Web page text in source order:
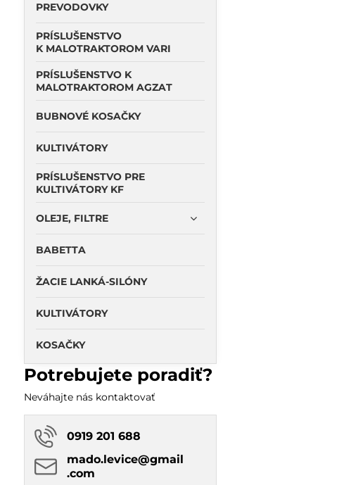
PREVODOVKY
PRÍSLUŠENSTVO
K MALOTRAKTOROM VARI
PRÍSLUŠENSTVO K
MALOTRAKTOROM AGZAT
BUBNOVÉ KOSAČKY
KULTIVÁTORY
PRÍSLUŠENSTVO PRE
KULTIVÁTORY KF
OLEJE, FILTRE
BABETTA
ŽACIE LANKÁ-SILÓNY
KULTIVÁTORY
KOSAČKY
Potrebujete poradiť?
Neváhajte nás kontaktovať
0919 201 688
mado​.levice​@gmail​
.com